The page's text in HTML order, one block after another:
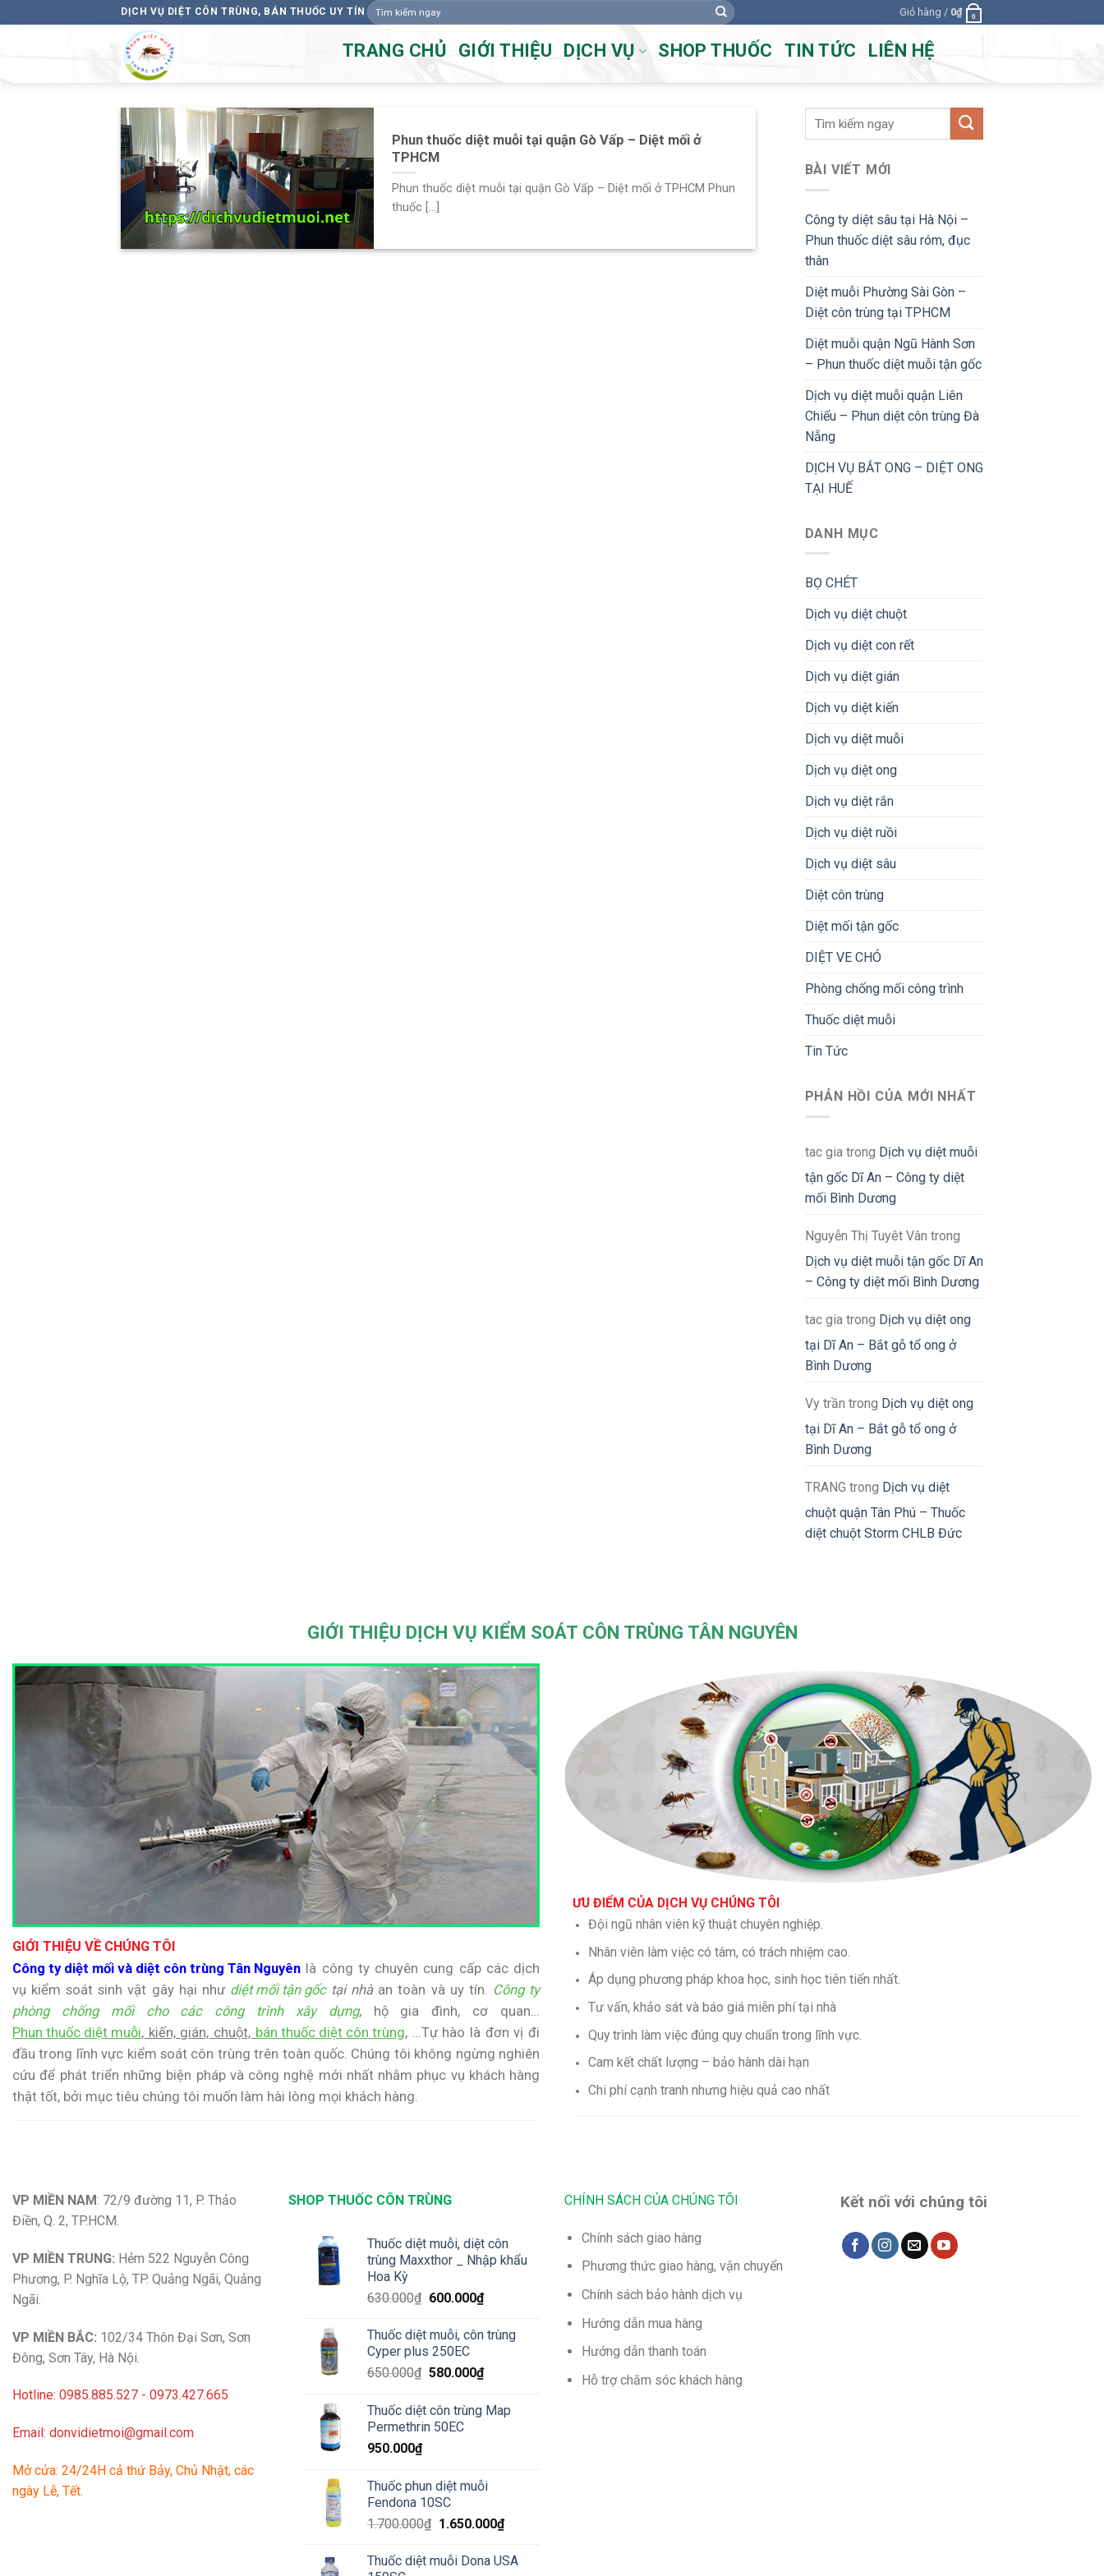
to
DỊCH VỤ DIỆT CÔN TRÙNG, BÁN THUỐC UY TÍN Tìm
kiếm:
Giỏ hàng / 0₫ 0
TRANG CHỦ GIỚI THIỆU DỊCH VỤ SHOP THUỐC TIN TỨC LIÊN HỆ
Phun thuốc diệt muỗi tại quận Gò Vấp – Diệt mối ở
TPHCM
Phun thuốc diệt muỗi tại quận Gò Vấp – Diệt mối ở TPHCM Phun
thuốc [...]
BÀI VIẾT MỚI
Công ty diệt sâu tại Hà Nội –
Phun thuốc diệt sâu róm, đục
thân
Diệt muỗi Phường Sài Gòn –
Diệt côn trùng tại TPHCM
Diệt muỗi quận Ngũ Hành Sơn
– Phun thuốc diệt muỗi tận gốc
Dịch vụ diệt muỗi quận Liên
Chiểu – Phun diệt côn trùng Đà
Nẵng
DỊCH VỤ BẮT ONG – DIỆT ONG
TẠI HUẾ
DANH MỤC
BỌ CHÉT
Dịch vụ diệt chuột
Dịch vụ diệt con rết
Dịch vụ diệt gián
Dịch vụ diệt kiến
Dịch vụ diệt muỗi
Dịch vụ diệt ong
Dịch vụ diệt rắn
Dịch vụ diệt ruồi
Dịch vụ diệt sâu
Diệt côn trùng
Diệt mối tận gốc
DIỆT VE CHÓ
Phòng chống mối công trình
Thuốc diệt muỗi
Tin Tức
PHẢN HỒI CỦA MỚI NHẤT
tac giatrong Dịch vụ diệt muỗi
tận gốc Dĩ An – Công ty diệt
mối Bình Dương
Nguyễn Thị Tuyêt Vân trong
Dịch vụ diệt muỗi tận gốc Dĩ An
– Công ty diệt mối Bình Dương
tac giatrong Dịch vụ diệt ong
tại Dĩ An – Bắt gỗ tổ ong ở
Bình Dương
Vy trần trong Dịch vụ diệt ong
tại Dĩ An – Bắt gỗ tổ ong ở
Bình Dương
TRANG trong Dịch vụ diệt
chuột quận Tân Phú – Thuốc
diệt chuột Storm CHLB Đức
GIỚI THIỆU DỊCH VỤ KIỂM SOÁT CÔN TRÙNG TÂN NGUYÊN
GIỚI THIỆU VỀ CHÚNG TÔI
Công ty diệt mối và diệt côn trùng Tân Nguyên là công ty chuyên cung cấp các dịch
vụ kiểm soát sinh vật gây hại như diệt mối tận gốctại nhàan toàn và uy tín. Công ty
phòng chống mối cho các công trình xây dựng, hộ gia đình, cơ quan…
Phun thuốc diệt muỗi, kiến, gián, chuột, bán thuốc diệt côn trùng, …Tự hào là đơn vị đi
đầu trong lĩnh vực kiểm soát côn trùng trên toàn quốc. Chúng tôi không ngừng nghiên
cứu để phát triển những biện pháp và công nghệ mới nhất nhằm phục vụ khách hàng
thật tốt, bởi mục tiêu chúng tôi muốn làm hài lòng mọi khách hàng.
ƯU ĐIỂM CỦA DỊCH VỤ CHÚNG TÔI
Đội ngũ nhân viên kỹ thuật chuyên nghiệp.
Nhân viên làm việc có tâm, có trách nhiệm cao.
Áp dụng phương pháp khoa học, sinh học tiên tiến nhất.
Tư vấn, khảo sát và báo giá miễn phí tại nhà
Quy trình làm việc đúng quy chuẩn trong lĩnh vực.
Cam kết chất lượng – bảo hành dài hạn
Chi phí cạnh tranh nhưng hiệu quả cao nhất
VP MIỀN NAM: 72/9 đường 11, P. Thảo
Điền, Q. 2, TP.HCM.
VP MIỀN TRUNG: Hẻm 522 Nguyễn Công
Phương, P. Nghĩa Lộ, TP. Quảng Ngãi, Quảng
Ngãi.
VP MIỀN BẮC: 102/34 Thôn Đại Sơn, Sơn
Đông, Sơn Tây, Hà Nội.
Hotline: 0985.885.527 - 0973.427.665
Email: donvidietmoi@gmail.com
Mở cửa: 24/24H cả thứ Bảy, Chủ Nhật, các
ngày Lễ, Tết.
SHOP THUỐC CÔN TRÙNG
Thuốc diệt muỗi, diệt côn
trùng Maxxthor _ Nhập khẩu
Hoa Kỳ
630.000₫ Giá
là:
630.000₫.
600.000₫Giá
tại
600.000₫.
Thuốc diệt muỗi, côn trùng
Cyper plus 250EC
650.000₫ Giá
là:
650.000₫.
580.000₫Giá
tại
Thuốc diệt côn trùng Map
Permethrin 50EC
950.000₫
Thuốc phun diệt muỗi
Fendona 10SC
1.700.000₫ Giá
là:
1.650.000₫Giá
tại
Thuốc diệt muỗi Dona USA
CHÍNH SÁCH CỦA CHÚNG TÔI
Chính sách giao hàng
Phương thức giao hàng, vận chuyển
Chính sách bảo hành dịch vụ
Hướng dẫn mua hàng
Hướng dẫn thanh toán
Hỗ trợ chăm sóc khách hàng
Kết nối với chúng tôi